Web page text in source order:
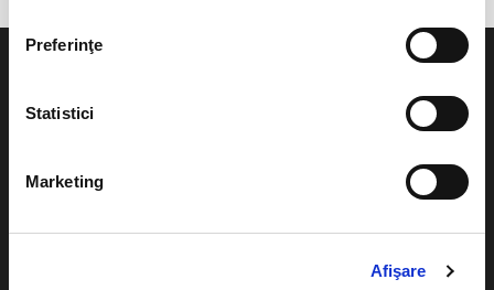
Preferinţe
Statistici
Marketing
Afişare
Plata online sau cash
Concerte si